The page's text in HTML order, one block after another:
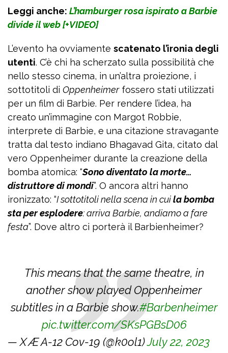
Leggi anche: L’hamburger rosa ispirato a Barbie
divide il web [+VIDEO]
L’evento ha ovviamente scatenato l’ironia degli
utenti. C’è chi ha scherzato sulla possibilità che
nello stesso cinema, in un’altra proiezione, i
sottotitoli di Oppenheimerfossero stati utilizzati
per un film di Barbie. Per rendere l’idea, ha
creato un’immagine con Margot Robbie,
interprete di Barbie, e una citazione stravagante
tratta dal testo indiano Bhagavad Gita, citato dal
vero Oppenheimer durante la creazione della
bomba atomica: “Sono diventato la morte…
distruttore di mondi”. O ancora altri hanno
ironizzato: “I sottotitoli nella scena in cuila bomba
sta per esplodere: arriva Barbie, andiamo a fare
festa”. Dove altro ci porterà il Barbienheimer?
This means that the same theatre, in
another show played Oppenheimer
subtitles in a Barbie show.#Barbenheimer
pic.twitter.com/SKsPGBsD06
— X Æ A-12 Cov-19 (@k0ol1)July 22, 2023